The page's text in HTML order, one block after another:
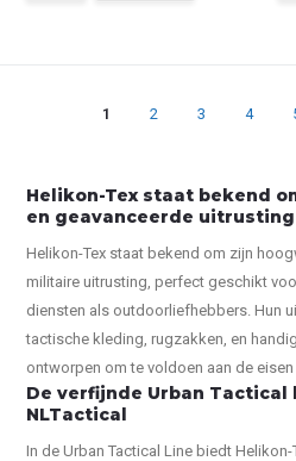
1 2 3 4
Helikon-Tex staat bekend
en geavanceerde uitrusting
Helikon-Tex staat bekend om zijn
militaire uitrusting, perfect geschikt
diensten als outdoorliefhebbers. Hun
tactische kleding, rugzakken, en
ontworpen om te voldoen aan de
De verfijnde Urban
NLTactical
In de Urban Tactical Line biedt